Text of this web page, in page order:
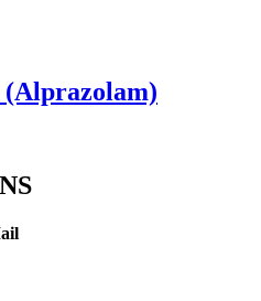
(Alprazolam)